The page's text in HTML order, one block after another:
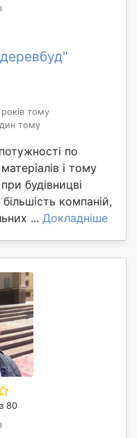
тому
тому
по
і тому
будівницві
компаній,
... Докладніше
80